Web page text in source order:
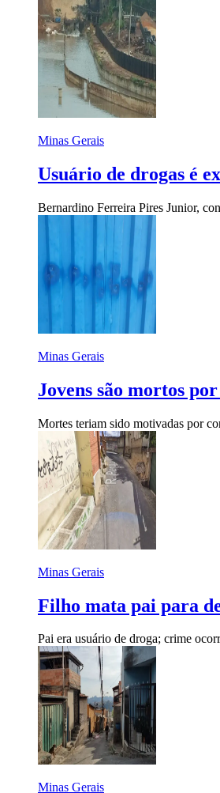
Minas Gerais
Usuário de drogas é
Bernardino Ferreira Pires Junior,
Minas Gerais
Jovens são mortos
Mortes teriam sido motivadas por
Minas Gerais
Filho mata pai para
Pai era usuário de droga; crime
Minas Gerais